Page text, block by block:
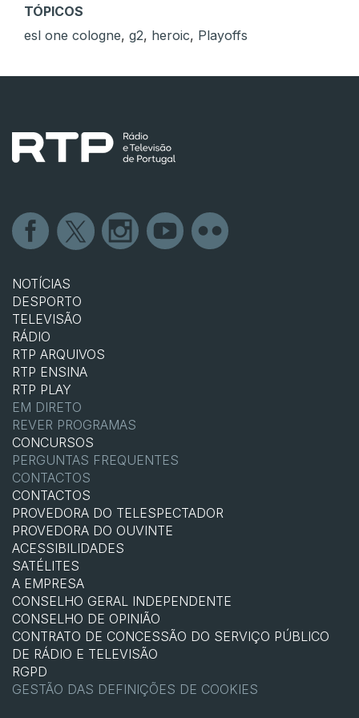
TÓPICOS
esl one cologne, g2, heroic, Playoffs
NOTÍCIAS
DESPORTO
TELEVISÃO
RÁDIO
RTP ARQUIVOS
RTP ENSINA
RTP PLAY
EM DIRETO
REVER PROGRAMAS
CONCURSOS
PERGUNTAS FREQUENTES
CONTACTOS
CONTACTOS
PROVEDORA DO TELESPECTADOR
PROVEDORA DO OUVINTE
ACESSIBILIDADES
SATÉLITES
A EMPRESA
CONSELHO GERAL INDEPENDENTE
CONSELHO DE OPINIÃO
CONTRATO DE CONCESSÃO DO SERVIÇO PÚBLICO
DE RÁDIO E TELEVISÃO
RGPD
GESTÃO DAS DEFINIÇÕES DE COOKIES